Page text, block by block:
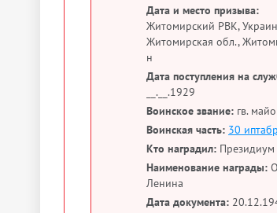
Дата и место призыва:
Житомирский РВК,
Житомирская обл.,
н
Дата поступления на
__.__.1929
Воинское звание: гв.
Воинская часть: 30 иптабр
Кто наградил:
Наименование награды:
Ленина
Дата документа: